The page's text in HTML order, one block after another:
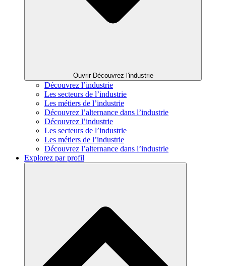
Ouvrir Découvrez l'industrie
Découvrez l’industrie
Les secteurs de l’industrie
Les métiers de l’industrie
Découvrez l’alternance dans l’industrie
Découvrez l’industrie
Les secteurs de l’industrie
Les métiers de l’industrie
Découvrez l’alternance dans l’industrie
Explorez par profil